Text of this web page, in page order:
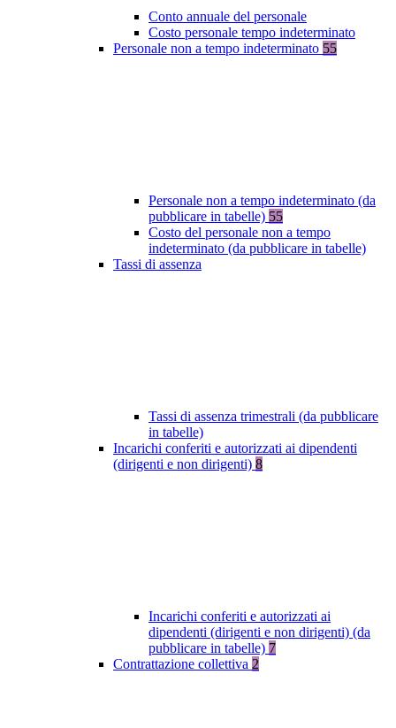
Conto annuale del personale
Costo personale tempo indeterminato
Personale non a tempo indeterminato 55
Personale non a tempo indeterminato (da
pubblicare in tabelle) 55
Costo del personale non a tempo
indeterminato (da pubblicare in tabelle)
Tassi di assenza
Tassi di assenza trimestrali (da pubblicare
in tabelle)
Incarichi conferiti e autorizzati ai dipendenti
(dirigenti e non dirigenti) 8
Incarichi conferiti e autorizzati ai
dipendenti (dirigenti e non dirigenti) (da
pubblicare in tabelle) 7
Contrattazione collettiva 2